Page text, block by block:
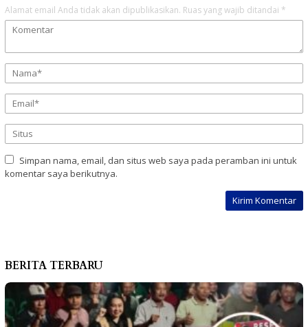
Alamat email Anda tidak akan dipublikasikan. Ruas yang wajib ditandai *
Simpan nama, email, dan situs web saya pada peramban ini untuk
komentar saya berikutnya.
BERITA TERBARU